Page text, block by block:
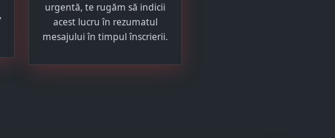
urgentă, te rugăm să indicii
acest lucru în rezumatul
mesajului în timpul înscrierii.